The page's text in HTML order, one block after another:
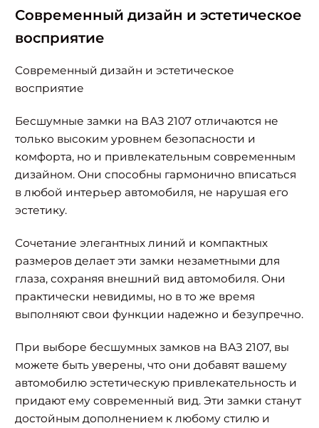
Современный дизайн и эстетическое
восприятие
Современный дизайн и эстетическое
восприятие
Бесшумные замки на ВАЗ 2107 отличаются не
только высоким уровнем безопасности и
комфорта, но и привлекательным современным
дизайном. Они способны гармонично вписаться
в любой интерьер автомобиля, не нарушая его
эстетику.
Сочетание элегантных линий и компактных
размеров делает эти замки незаметными для
глаза, сохраняя внешний вид автомобиля. Они
практически невидимы, но в то же время
выполняют свои функции надежно и безупречно.
При выборе бесшумных замков на ВАЗ 2107, вы
можете быть уверены, что они добавят вашему
автомобилю эстетическую привлекательность и
придают ему современный вид. Эти замки станут
достойным дополнением к любому стилю и